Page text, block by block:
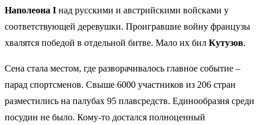
Наполеона I над русскими и австрийскими войсками у
соответствующей деревушки. Проигравшие войну французы
хвалятся победой в отдельной битве. Мало их бил Кутузов.
Сена стала местом, где разворачивалось главное событие –
парад спортсменов. Свыше 6000 участников из 206 стран
разместились на палубах 95 плавсредств. Единообразия среди
посудин не было. Кому-то достался полноценный